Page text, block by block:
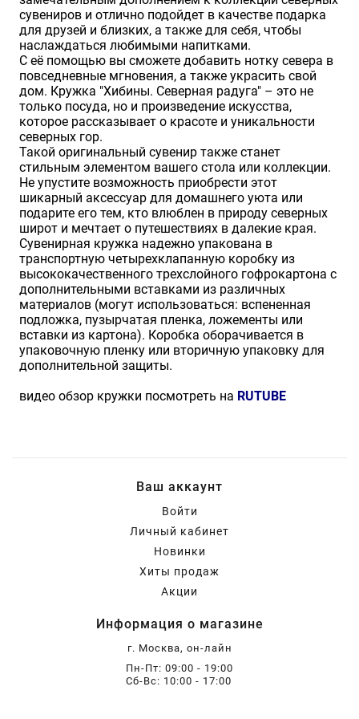
сувениров и отлично подойдет в качестве подарка
для друзей и близких, а также для себя, чтобы
наслаждаться любимыми напитками.
С её помощью вы сможете добавить нотку севера в
повседневные мгновения, а также украсить свой
дом. Кружка "Хибины. Северная радуга" – это не
только посуда, но и произведение искусства,
которое рассказывает о красоте и уникальности
северных гор.
Такой оригинальный сувенир также станет
стильным элементом вашего стола или коллекции.
Не упустите возможность приобрести этот
шикарный аксессуар для домашнего уюта или
подарите его тем, кто влюблен в природу северных
широт и мечтает о путешествиях в далекие края.
Сувенирная кружка надежно упакована в
транспортную четырехклапанную коробку из
высококачественного трехслойного гофрокартона с
дополнительными вставками из различных
материалов (могут использоваться: вспененная
подложка, пузырчатая пленка, ложементы или
вставки из картона). Коробка оборачивается в
упаковочную пленку или вторичную упаковку для
дополнительной защиты.
видео обзор кружки посмотреть на RUTUBE
Ваш аккаунт
Войти
Личный кабинет
Новинки
Хиты продаж
Акции
Информация о магазине
г. Москва, он-лайн
Пн-Пт: 09:00 - 19:00
Сб-Вс: 10:00 - 17:00